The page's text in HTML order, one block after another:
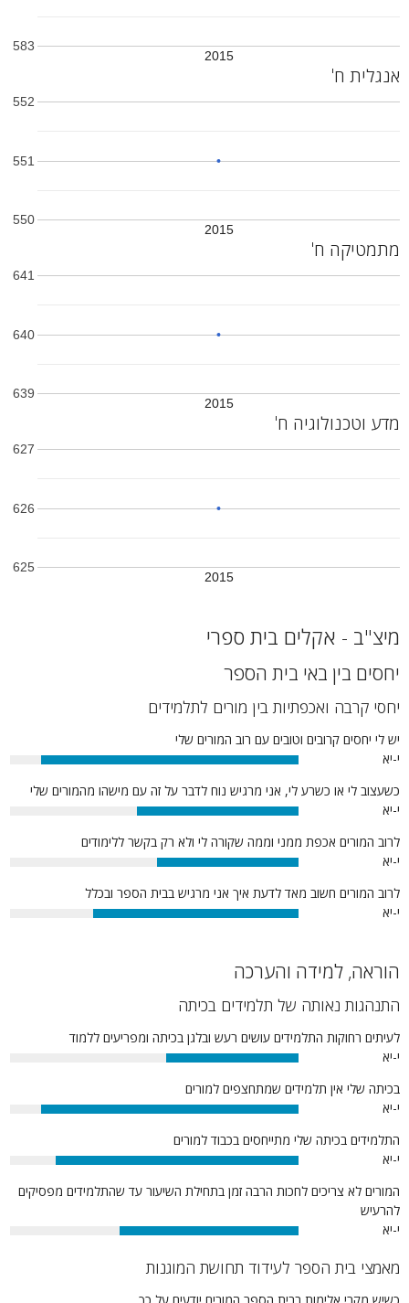
2015
583
אנגלית ח'
2015
550
551
552
מתמטיקה ח'
2015
639
640
641
מדע וטכנולוגיה ח'
2015
625
626
627
מיצ"ב - אקלים בית ספרי
יחסים בין באי בית הספר
יחסי קרבה ואכפתיות בין מורים לתלמידים
יש לי יחסים קרובים וטובים עם רוב המורים שלי
י-יא
89%
כשעצוב לי או כשרע לי, אני מרגיש נוח לדבר על זה עם מישהו מהמורים שלי
י-יא
56%
לרוב המורים אכפת ממני וממה שקורה לי ולא רק בקשר ללימודים
י-יא
49%
לרוב המורים חשוב מאד לדעת איך אני מרגיש בבית הספר ובכלל
י-יא
71%
הוראה, למידה והערכה
התנהגות נאותה של תלמידים בכיתה
לעיתים רחוקות התלמידים עושים רעש ובלגן בכיתה ומפריעים ללמוד
י-יא
46%
בכיתה שלי אין תלמידים שמתחצפים למורים
י-יא
89%
התלמידים בכיתה שלי מתייחסים בכבוד למורים
י-יא
84%
המורים לא צריכים לחכות הרבה זמן בתחילת השיעור עד שהתלמידים מפסיקים
להרעיש
י-יא
62%
מאמצי בית הספר לעידוד תחושת המוגנות